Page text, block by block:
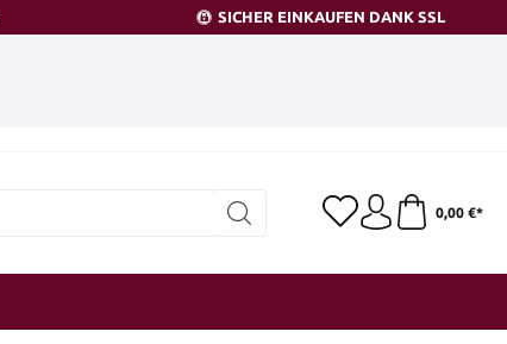
SICHER EINKAUFEN DANK SSL
0,00 €*